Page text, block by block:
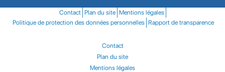
Contact Plan du site Mentions légales
Politique de protection des données personnelles Rapport de transparence
Contact
Plan du site
Mentions légales